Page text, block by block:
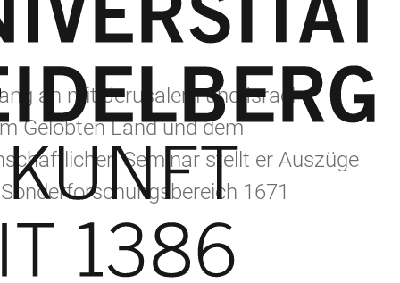
an mit Jerusalem und Israel
Gelobten Land und dem
Seminar stellt er Auszüge
1671